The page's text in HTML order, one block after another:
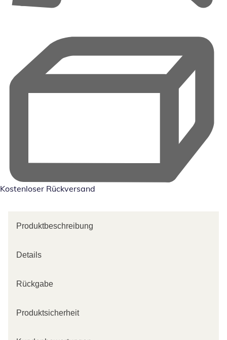
Kostenloser Rückversand
Produktbeschreibung
Details
Rückgabe
Produktsicherheit